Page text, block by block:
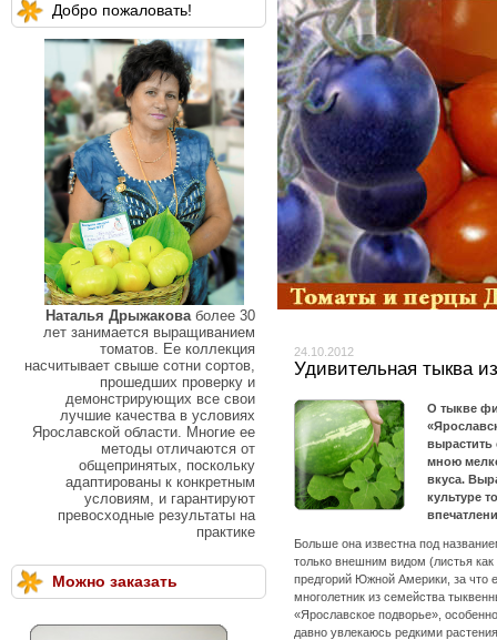
Добро пожаловать!
Наталья Дрыжаковаболее 30
лет занимается выращиванием
томатов. Ее коллекция
насчитывает свыше сотни сортов,
прошедших проверку и
демонстрирующих все свои
лучшие качества в условиях
Ярославской области. Многие ее
методы отличаются от
общепринятых, поскольку
адаптированы к конкретным
условиям, и гарантируют
превосходные результаты на
практике
Можно заказать
24.10.2012
Удивительная тыква
О тыкве
вырастить
мною
вкуса.
культуре
Больше она известна под
только внешним видом (листья
предгорий Южной Америки, за что
многолетник из семейства
«Ярославское подворье»,
давно увлекаюсь редкими